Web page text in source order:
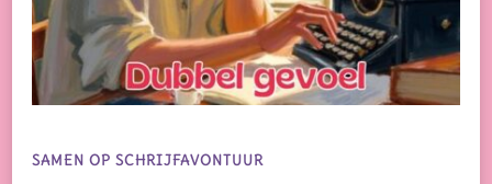
SAMEN OP SCHRIJFAVONTUUR